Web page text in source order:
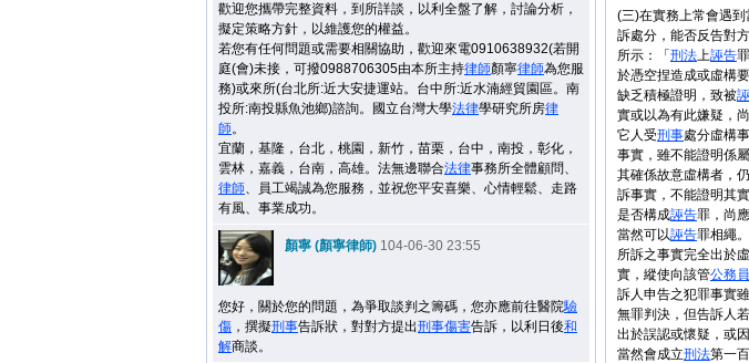
(三)在實務上常會遇
訴處分，能否反告對方
所示：「 刑法上誣告
於憑空捏造成或虛構
缺乏積極證明，致被
實或以為有此嫌疑，
它人受刑事處分虛構
事實，雖不能證明係
其確係故意虛構者，
訴事實，不能證明其
是否構成誣告罪，尚
當然可以誣告罪相繩
所訴之事實完全出於
實，縱使向該管公務員
訴人申告之犯罪事實
無罪判決，但告訴人
出於誤認或懷疑，或因
當然會成立刑法第一
歡迎您攜帶完整資料，到所詳談，以利全盤了解，討論分析，
擬定策略方針，以維護您的權益。
若您有任何問題或需要相關協助，歡迎來電0910638932(若開
庭(會)未接，可撥0988706305由本所主持律師顏寧律師為您服
務)或來所(台北所:近大安捷運站。台中所:近水湳經貿園區。南
投所:南投縣魚池鄉)諮詢。國立台灣大學法律學研究所房律
師。
宜蘭，基隆，台北，桃園，新竹，苗栗，台中，南投，彰化，
雲林，嘉義，台南，高雄。法無邊聯合法律事務所全體顧問、
律師、員工竭誠為您服務，並祝您平安喜樂、心情輕鬆、走路
有風、事業成功。
顏寧 (顏寧律師) 104-06-30 23:55
您好，關於您的問題，為爭取談判之籌碼，您亦應前往醫院驗
傷 ，撰擬刑事告訴狀，對對方提出刑事傷害告訴，以利日後和
解商談。